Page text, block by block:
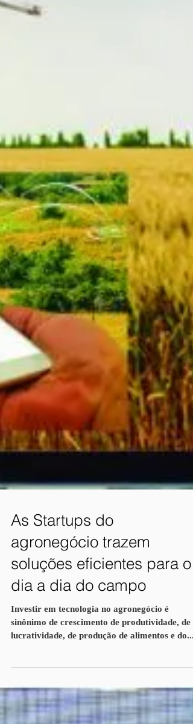
As Startups do
agronegócio trazem
Investir em tecnologia no agronegócio é
sinônimo de crescimento de produtividade, de